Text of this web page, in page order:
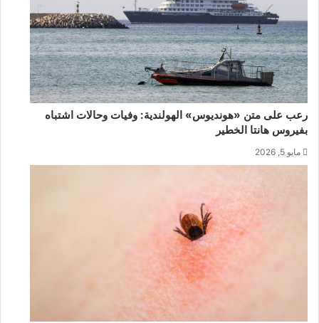
رعب على متن «هونديوس» الهولندية: وفيات وحالات اشتباه
بفيروس هانتا الخطير
مايو 5, 2026